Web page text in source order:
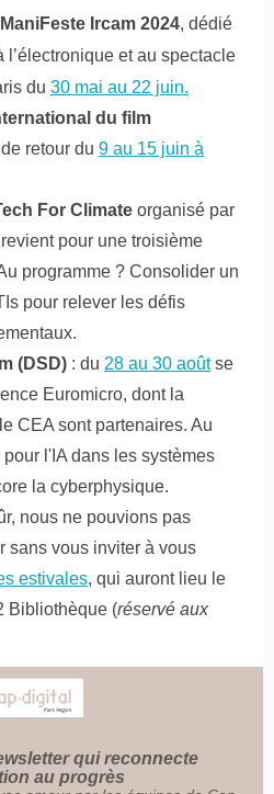
ManiFeste Ircam 2024, dédié
et au spectacle
du 30 mai au 22 juin.
du film
retour du 9 au 15 juin à
For Climate organisé par
pour une troisième
programme ? Consolider un
pour relever les défis
(DSD) : du 28 au 30 aoûtse
Euromicro, dont la
CEA sont partenaires. Au
l'IA dans les systèmes
la cyberphysique.
nous ne pouvions pas
sans vous inviter à vous
estivales, qui auront lieu le
Bibliothèque (réservé aux
qui reconnecte
au progrès